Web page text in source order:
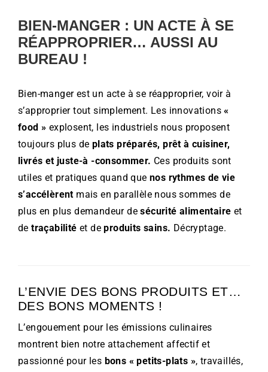
BIEN-MANGER : UN ACTE À SE
RÉAPPROPRIER… AUSSI AU
BUREAU !
Bien-manger est un acte à se réapproprier, voir à
s’approprier tout simplement. Les innovations«
food » explosent, les industriels nous proposent
toujours plus de plats préparés, prêt à cuisiner,
livrés et juste-à -consommer. Ces produits sont
utiles et pratiques quand que nos rythmes de vie
s’accélèrent mais en parallèle nous sommes de
plus en plus demandeur desécurité alimentaire et
detraçabilité et deproduits sains. Décryptage.
L’ENVIE DES BONS PRODUITS ET…
DES BONS MOMENTS !
L’engouement pour les émissions culinaires
montrent bien notre attachement affectif et
passionné pour les bons « petits-plats », travaillés,